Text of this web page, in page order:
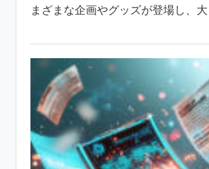
まざまな企画やグッズが登場し、